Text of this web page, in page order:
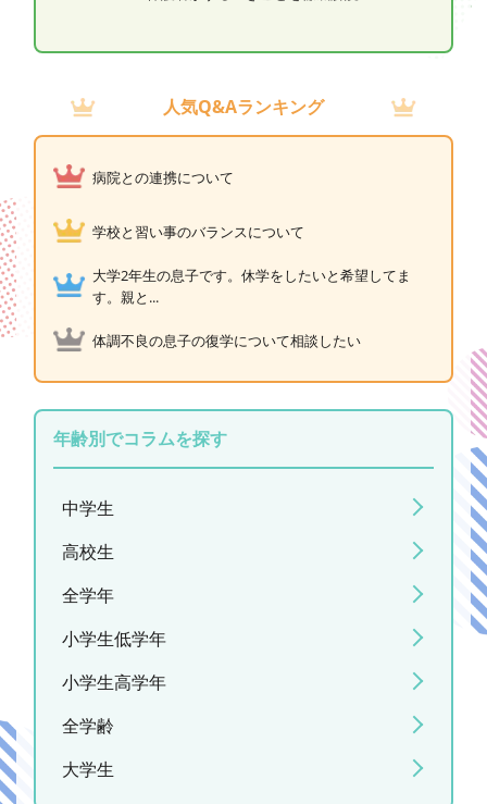
人気Q&Aランキング
病院との連携について
学校と習い事のバランスについて
大学2年生の息子です。休学をしたいと希望してま
す。親と...
体調不良の息子の復学について相談したい
年齢別でコラムを探す
中学生
高校生
全学年
小学生低学年
小学生高学年
全学齢
大学生